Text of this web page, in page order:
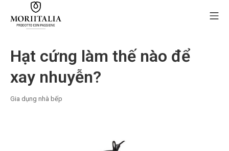
Hạt cứng làm thế nào để
xay nhuyễn?
Gia dụng nhà bếp